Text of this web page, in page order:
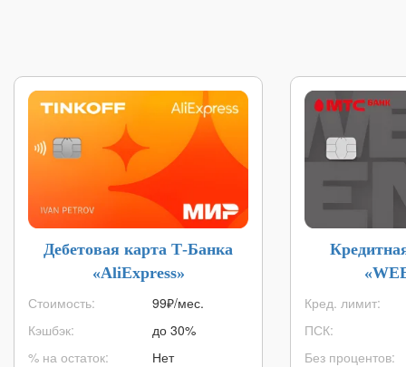
Дебетовая карта Т-Банка
«AliExpress»
Стоимость:
Кэшбэк:
% на остаток:
99₽/мес.
до 30%
Нет
Кред. лимит:
ПСК:
Без процентов: